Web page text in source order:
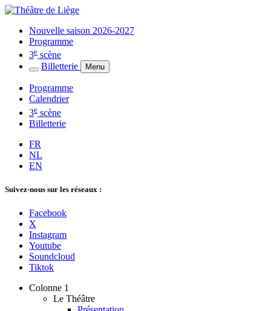
Nouvelle saison 2026-2027
Programme
3e scène
Billetterie
Menu
Programme
Calendrier
3e scène
Billetterie
FR
NL
EN
Suivez-nous sur les réseaux :
Facebook
X
Instagram
Youtube
Soundcloud
Tiktok
Colonne 1
Le Théâtre